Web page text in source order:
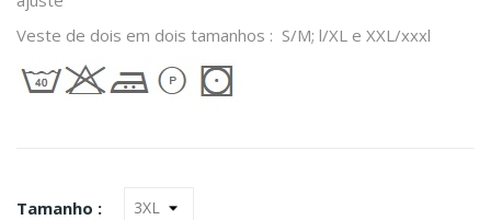
Veste de dois em dois tamanhos : S/M; l/XL e XXL/xxxl
Tamanho :